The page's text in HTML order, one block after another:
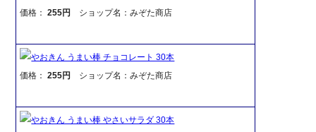
価格：255円 ショップ名：みぞた商店
やおきん うまい棒 チョコレート 30本
価格：255円 ショップ名：みぞた商店
やおきん うまい棒 やさいサラダ 30本